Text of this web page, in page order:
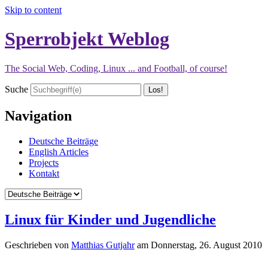
Skip to content
Sperrobjekt Weblog
The Social Web, Coding, Linux ... and Football, of course!
Suche
Navigation
Deutsche Beiträge
English Articles
Projects
Kontakt
Linux für Kinder und Jugendliche
Geschrieben von Matthias Gutjahram Donnerstag, 26. August 2010